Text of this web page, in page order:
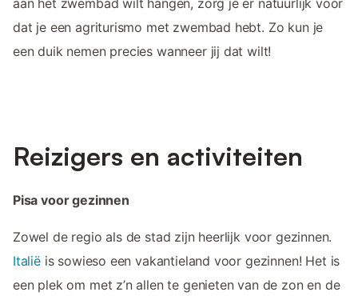
dat je een agriturismo met zwembad hebt. Zo kun je
een duik nemen precies wanneer jij dat wilt!
Reizigers en activiteiten
Pisa voor gezinnen
Zowel de regio als de stad zijn heerlijk voor gezinnen.
Italiëis sowieso een vakantieland voor gezinnen! Het is
een plek om met z’n allen te genieten van de zon en de